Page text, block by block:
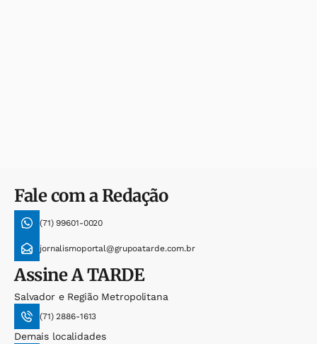
Fale com a Redação
(71) 99601-0020
jornalismoportal@grupoatarde.com.br
AssineA TARDE
Salvador e Região Metropolitana
(71) 2886-1613
Demais localidades